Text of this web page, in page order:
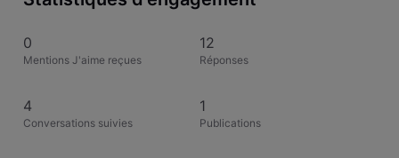
0
Mentions J'aime reçues
12
Réponses
4
Conversations suivies
1
Publications